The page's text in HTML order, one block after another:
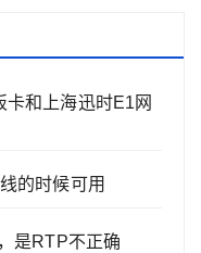
和上海迅时E1网
的时候可用
是RTP不正确